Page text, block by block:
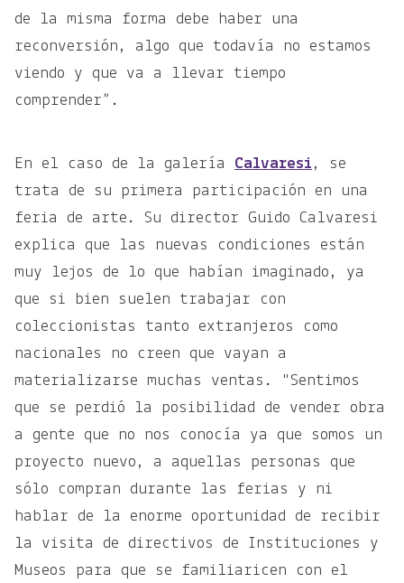
de la misma forma debe haber una
reconversión, algo que todavía no estamos
viendo y que va a llevar tiempo
comprender”.
En el caso de la galería Calvaresi , se
trata de su primera participación en una
feria de arte. Su director Guido Calvaresi
explica que las nuevas condiciones están
muy lejos de lo que habían imaginado, ya
que si bien suelen trabajar con
coleccionistas tanto extranjeros como
nacionales no creen que vayan a
materializarse muchas ventas. "Sentimos
que se perdió la posibilidad de vender obra
a gente que no nos conocía ya que somos un
proyecto nuevo, a aquellas personas que
sólo compran durante las ferias y ni
hablar de la enorme oportunidad de recibir
la visita de directivos de Instituciones y
Museos para que se familiaricen con el